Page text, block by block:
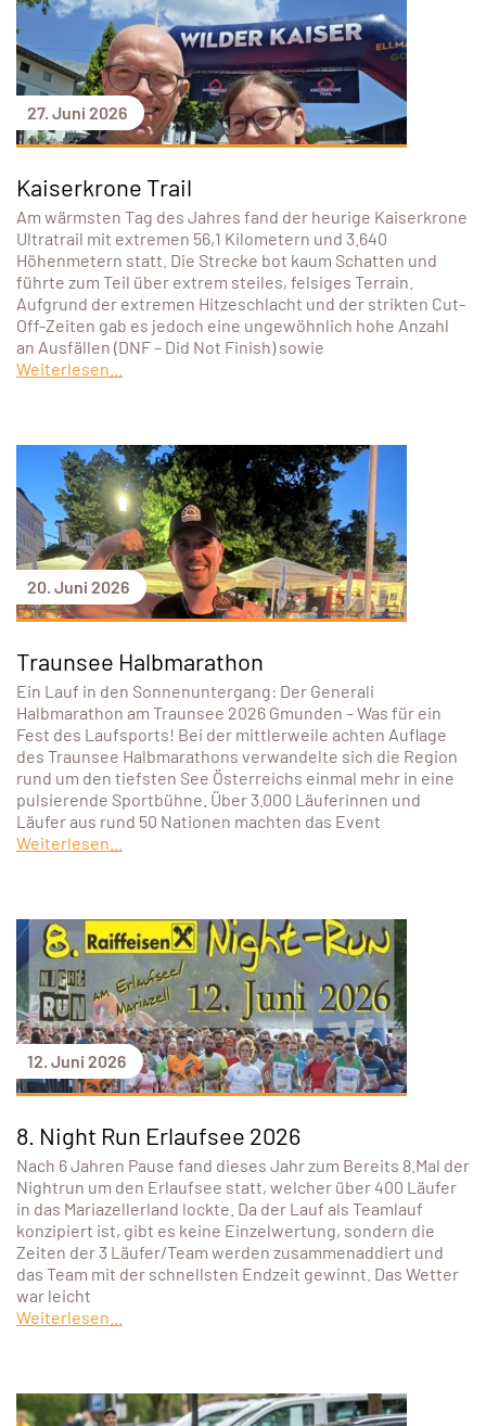
27. Juni 2026
Kaiserkrone Trail
Am wärmsten Tag des Jahres fand der heurige Kaiserkrone
Ultratrail mit extremen 56,1 Kilometern und 3.640
Höhenmetern statt. Die Strecke bot kaum Schatten und
führte zum Teil über extrem steiles, felsiges Terrain.
Aufgrund der extremen Hitzeschlacht und der strikten Cut-
Off-Zeiten gab es jedoch eine ungewöhnlich hohe Anzahl
an Ausfällen (DNF – Did Not Finish) sowie
Weiterlesen...
20. Juni 2026
Traunsee Halbmarathon
Ein Lauf in den Sonnenuntergang: Der Generali
Halbmarathon am Traunsee 2026 Gmunden – Was für ein
Fest des Laufsports! Bei der mittlerweile achten Auflage
des Traunsee Halbmarathons verwandelte sich die Region
rund um den tiefsten See Österreichs einmal mehr in eine
pulsierende Sportbühne. Über 3.000 Läuferinnen und
Läufer aus rund 50 Nationen machten das Event
Weiterlesen...
12. Juni 2026
8. Night Run Erlaufsee 2026
Nach 6 Jahren Pause fand dieses Jahr zum Bereits 8.Mal der
Nightrun um den Erlaufsee statt, welcher über 400 Läufer
in das Mariazellerland lockte. Da der Lauf als Teamlauf
konzipiert ist, gibt es keine Einzelwertung, sondern die
Zeiten der 3 Läufer/Team werden zusammenaddiert und
das Team mit der schnellsten Endzeit gewinnt. Das Wetter
war leicht
Weiterlesen...